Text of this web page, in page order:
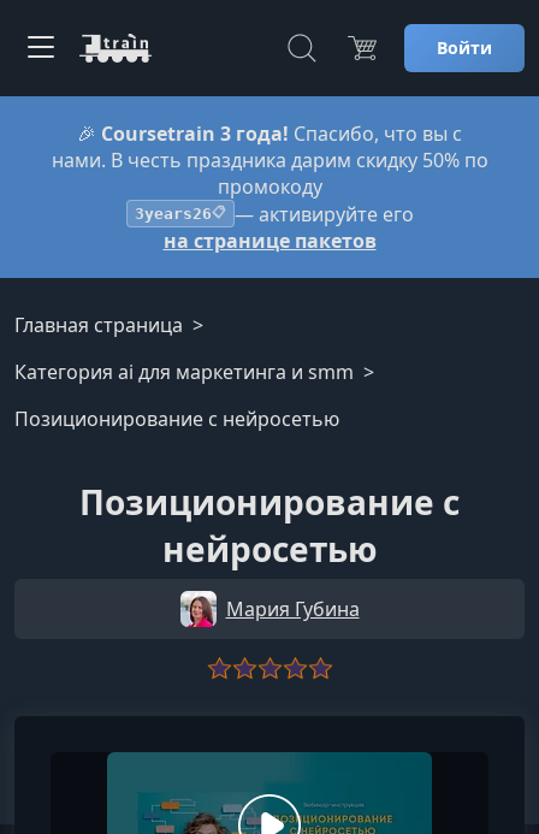
Войти
🎉 Coursetrain 3 года! Спасибо, что вы с
нами. В честь праздника дарим скидку 50% по
промокоду
3years26📋 — активируйте его
на странице пакетов
Главная страница
Категория ai для маркетинга и smm
Позиционирование с нейросетью
Позиционирование с
нейросетью
Мария Губина